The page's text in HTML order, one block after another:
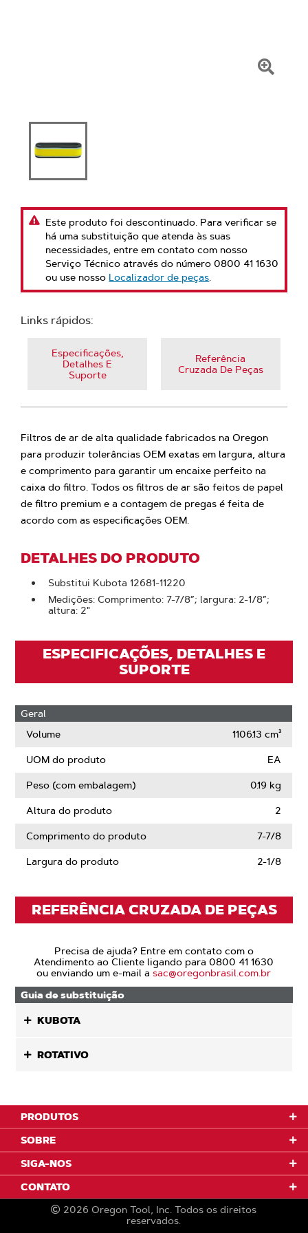
Este produto foi descontinuado. Para verificar se
há uma substituição que atenda às suas
necessidades, entre em contato com nosso
Serviço Técnico através do número 0800 41 1630
ou use nosso Localizador de peças.
Links rápidos:
Especificações,
Detalhes E
Suporte
Referência
Cruzada De Peças
Filtros de ar de alta qualidade fabricados na Oregon
para produzir tolerâncias OEM exatas em largura, altura
e comprimento para garantir um encaixe perfeito na
caixa do filtro. Todos os filtros de ar são feitos de papel
de filtro premium e a contagem de pregas é feita de
acordo com as especificações OEM.
DETALHES DO PRODUTO
Substitui Kubota 12681-11220
Medições: Comprimento: 7-7/8”; largura: 2-1/8”;
altura: 2"
ESPECIFICAÇÕES, DETALHES E
SUPORTE
Geral
Volume
1106.13 cm³
UOM do produto EA
Peso (com embalagem) 0.19 kg
Altura do produto 2
Comprimento do produto 7-7/8
Largura do produto 2-1/8
REFERÊNCIA CRUZADA DE PEÇAS
Precisa de ajuda? Entre em contato com o
Atendimento ao Cliente ligando para 0800 41 1630
ou enviando um e-mail asac@oregonbrasil.com.br
Guia de substituição
KUBOTA
ROTATIVO
PRODUTOS
SOBRE
SIGA-NOS
CONTATO
2026 Oregon Tool, Inc. Todos os direitos
reservados.